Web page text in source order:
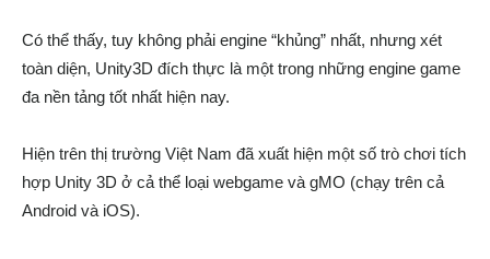
Có thể thấy, tuy không phải engine “khủng” nhất, nhưng xét
toàn diện, Unity3D đích thực là một trong những engine game
đa nền tảng tốt nhất hiện nay.
Hiện trên thị trường Việt Nam đã xuất hiện một số trò chơi tích
hợp Unity 3D ở cả thể loại webgame và gMO (chạy trên cả
Android và iOS).